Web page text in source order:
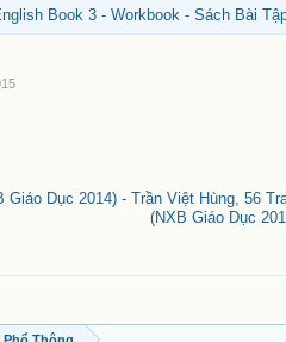
Book 3 - Workbook - Sách Bài
Dục 2014) - Trần Việt Hùng, 56
(NXB Giáo Dục